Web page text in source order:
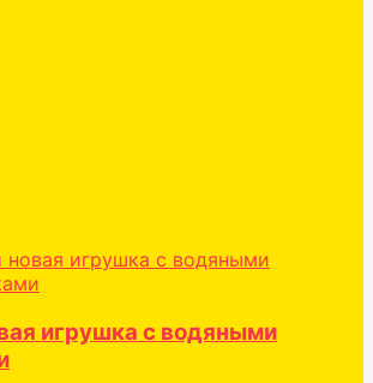
новая игрушка с водяными
игрушка с водяными